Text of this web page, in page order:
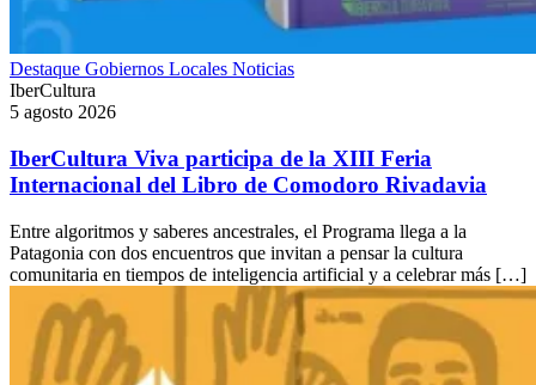
Destaque Gobiernos Locales Noticias
IberCultura
5 agosto 2026
IberCultura Viva participa de la XIII Feria
Internacional del Libro de Comodoro Rivadavia
Entre algoritmos y saberes ancestrales, el Programa llega a la
Patagonia con dos encuentros que invitan a pensar la cultura
comunitaria en tiempos de inteligencia artificial y a celebrar más […]